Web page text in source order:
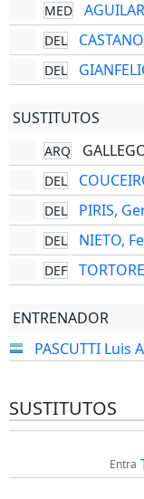
MED
DEL
DEL
SUSTITUTOS
ARQ
DEL
DEL PIRIS,
DEL NIETO,
DEF
ENTRENADOR
PASCUTTI Luis
SUSTITUTOS
Entra